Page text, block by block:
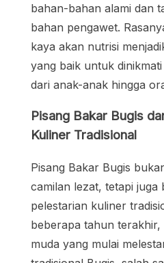
bahan-bahan alami dan
bahan pengawet.
kaya akan nutrisi
yang baik untuk
dari anak-anak hingga
Pisang Bakar Bugis
Kuliner Tradisional
Pisang Bakar Bugis
camilan lezat, tetapi juga
pelestarian kuliner
beberapa tahun terakhir,
muda yang mulai